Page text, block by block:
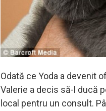
Odată ce Yoda a devenit
Valerie a decis să-l ducă
local pentru un consult.